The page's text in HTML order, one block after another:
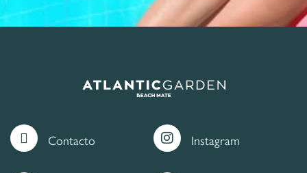
Contacto Instagram